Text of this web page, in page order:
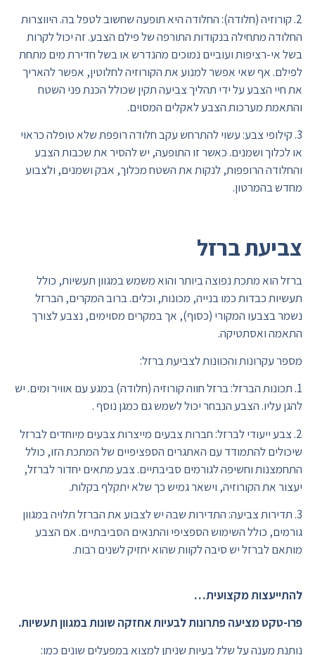
2. קורוזיה (חלודה): החלודה היא תופעה שחשוב לטפל בה. היווצרות
החלודה מתחילה בנקודות התורפה של פילם הצבע. זה יכול לקרות
בשל אי-רציפות ועוביים נמוכים מהנדרש או בשל חדירת מים מתחת
לפילם. אף שאי אפשר למנוע את הקורוזיה לחלוטין, אפשר להאריך
את חיי הצבע על ידי תהליך צביעה תקין שכולל הכנת פני השטח
והתאמת מערכות הצבע לאקלים המסוים.
3. קילופי צבע: עשוי להתרחש עקב חלודה רופפת שלא טופלה כראוי
או לכלוך ושמנים. כאשר זו התופעה, יש להסיר את שכבות הצבע
והחלודה הרופפות, לנקות את השטח מכלוך, אבק ושמנים, ולצבוע
מחדש בהמרטון.
צביעת ברזל
ברזל הוא מתכת נפוצה ביותר והוא משמש במגוון תעשיות, כולל
תעשיות כבדות כמו בנייה, מכונות, וכלים. ברוב המקרים, הברזל
נשמר בצבעו המקורי (כסוף), אך במקרים מסוימים, נצבע לצורך
התאמה ואסתטיקה.
מספר עקרונות והכוונות לצביעת ברזל:
1. תכונות הברזל: ברזל חווה קורוזיה (חלודה) במגע עם אוויר ומים. יש
להגן עליו. הצבע הנבחר יכול לשמש גם כמגן נוסף .
2. צבע ייעודי לברזל: חברות צבעים מייצרות צבעים מיוחדים לברזל
שיכולים להתמודד עם האתגרים הספציפיים של המתכת הזו, כולל
התחמצנות וחשיפה לגורמים סביבתיים. צבע מתאים יחדור לברזל,
יעצור את הקורוזיה, וישאר גמיש כך שלא יתקלף בקלות.
3. תדירות צביעה: התדירות שבה יש לצבוע את הברזל תלויה במגוון
גורמים, כולל השימוש הספציפי והתנאים הסביבתיים. אם הצבע
מותאם לברזל יש סיבה לקוות שהוא יחזיק לשנים רבות.
להתייעצות מקצועית…
פרו-טקט מציעה פתרונות לבעיות אחזקה שונות במגוון תעשיות.
נותנת מענה על שלל בעיות שניתן למצוא במפעלים שונים כמו: